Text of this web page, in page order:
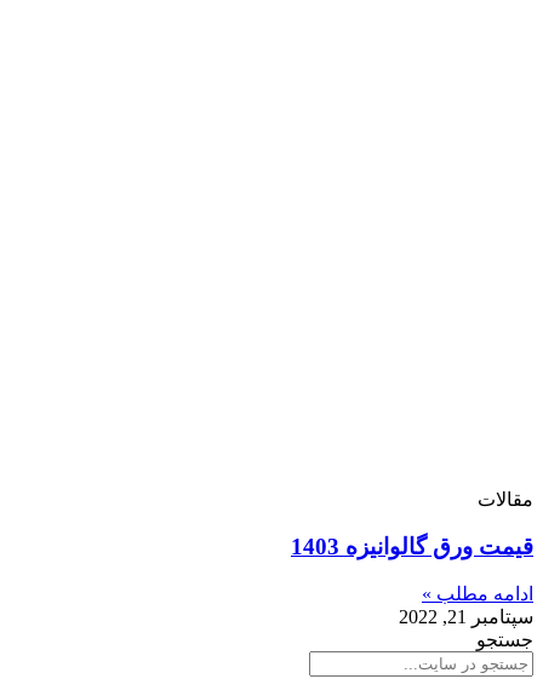
مقالات
قیمت ورق گالوانیزه 1403
ادامه مطلب »
سپتامبر 21, 2022
جستجو